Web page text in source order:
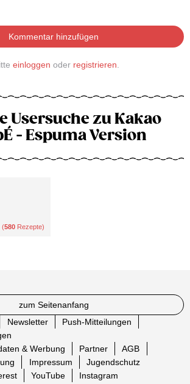
Kommentar hinzufügen
einloggen oder registrieren.
Usersuche zu Kakao
- Espuma Version
(580 Rezepte)
zum Seitenanfang
Newsletter
Push-Mitteilungen
& Werbung Partner
AGB
Impressum
Jugendschutz
YouTube Instagram